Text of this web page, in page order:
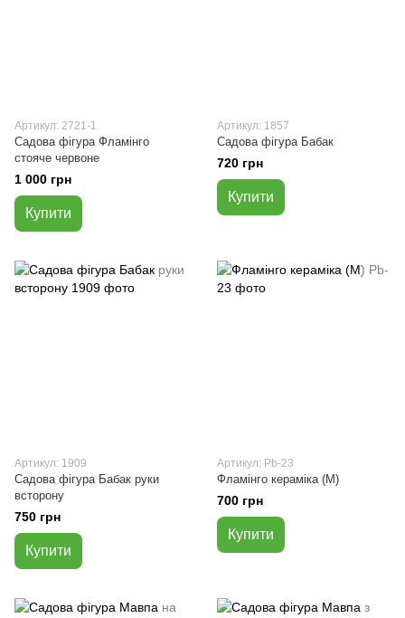
Артикул: 2721-1
Садова фігура Фламінго
стояче червоне
1 000 грн
Купити
Артикул: 1857
Садова фігура Бабак
720 грн
Купити
Артикул: 1909
Садова фігура Бабак руки
всторону
750 грн
Купити
Артикул: Pb-23
Фламінго кераміка (М)
700 грн
Купити